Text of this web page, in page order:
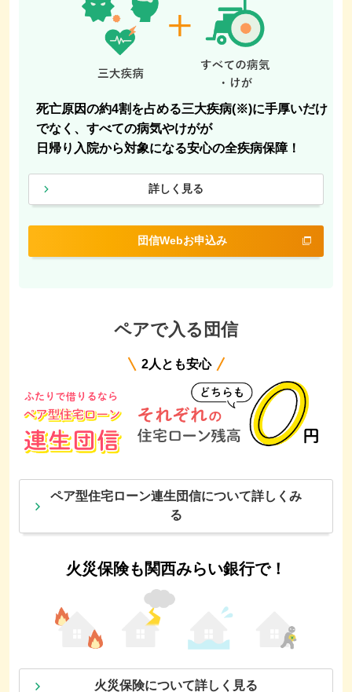
死亡原因の約4割を占める三大疾病(※)に手厚いだけ
でなく、すべての病気やけがが
日帰り入院から対象になる安心の全疾病保障！
詳しく見る
団信Webお申込み
ペアで入る団信
2人とも安心
ペア型住宅ローン連生団信について詳しくみ
る
火災保険も関西みらい銀行で！
火災保険について詳しく見る